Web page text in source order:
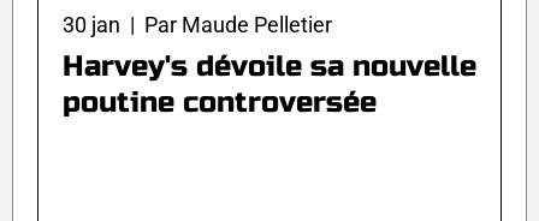
30 jan | Par Maude Pelletier
Harvey's dévoile sa nouvelle
poutine controversée